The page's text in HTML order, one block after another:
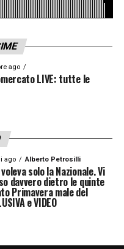
ago
LIVE: tutte le
ago Alberto Petrosilli
solo la Nazionale. Vi
davvero dietro le quinte
Primavera male del
e VIDEO